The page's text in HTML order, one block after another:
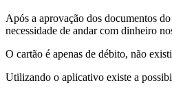
Após a aprovação dos documentos
necessidade de andar com dinheiro
O cartão é apenas de débito, não
Utilizando o aplicativo existe a